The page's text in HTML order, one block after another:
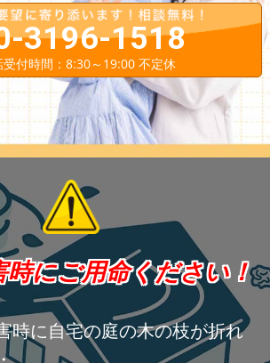
3196-1518
受付時間：8:30～19:00 不定休
時にご用命ください！
時に自宅の庭の木の枝が折れ